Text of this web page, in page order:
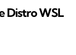
Distro WSL